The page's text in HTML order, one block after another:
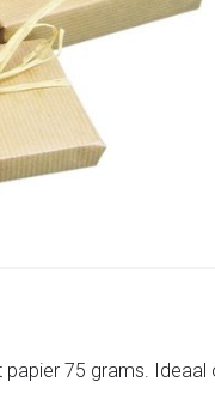
papier 75 grams.